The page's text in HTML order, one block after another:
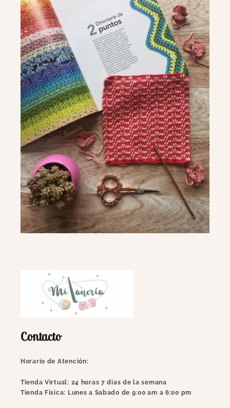
Contacto
Horario de Atención:
Tienda Virtual: 24 horas 7 dias de la semana
Tienda Fisica: Lunes a Sabado de 9:00 am a 6:00 pm